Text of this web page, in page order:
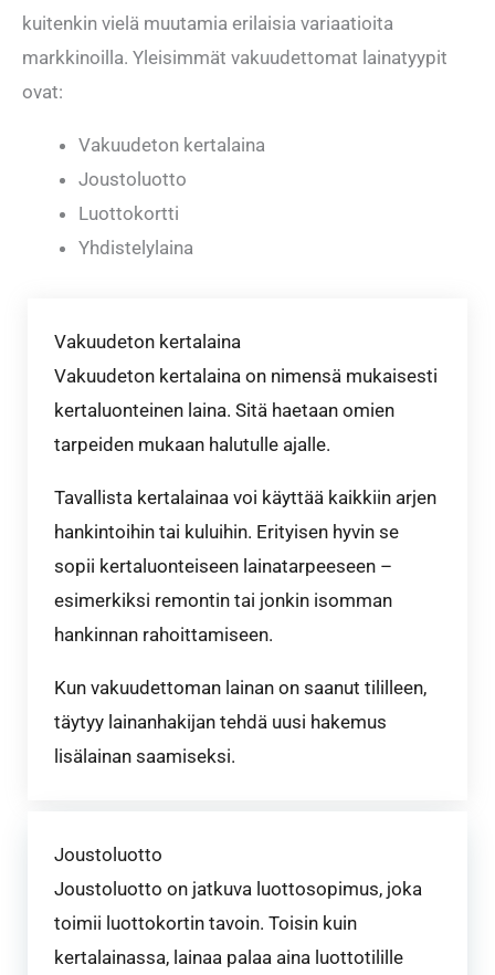
kuitenkin vielä muutamia erilaisia variaatioita
markkinoilla. Yleisimmät vakuudettomat lainatyypit
ovat:
Vakuudeton kertalaina
Joustoluotto
Luottokortti
Yhdistelylaina
Vakuudeton kertalaina
Vakuudeton kertalaina on nimensä mukaisesti
kertaluonteinen laina. Sitä haetaan omien
tarpeiden mukaan halutulle ajalle.
Tavallista kertalainaa voi käyttää kaikkiin arjen
hankintoihin tai kuluihin. Erityisen hyvin se
sopii kertaluonteiseen lainatarpeeseen –
esimerkiksi remontin tai jonkin isomman
hankinnan rahoittamiseen.
Kun vakuudettoman lainan on saanut tililleen,
täytyy lainanhakijan tehdä uusi hakemus
lisälainan saamiseksi.
Joustoluotto
Joustoluotto on jatkuva luottosopimus, joka
toimii luottokortin tavoin. Toisin kuin
kertalainassa, lainaa palaa aina luottotilille